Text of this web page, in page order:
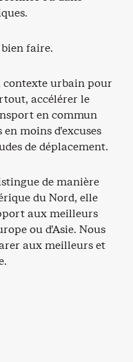
faire.
contexte urbain pour
accélérer le
en commun
moins d’excuses
de déplacement.
de manière
du Nord, elle
aux meilleurs
ou d’Asie. Nous
aux meilleurs et